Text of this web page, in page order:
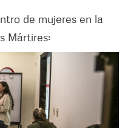
de mujeres en la
Mártires: